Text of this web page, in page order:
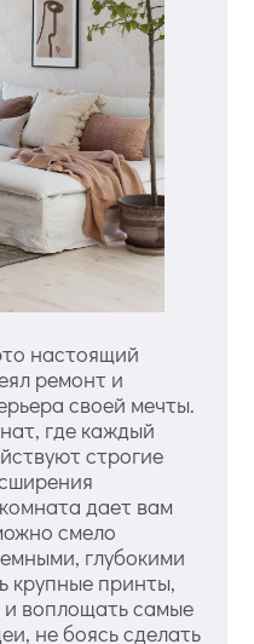
настоящий
ремонт и
своей мечты.
где каждый
строгие
дает вам
смело
глубокими
крупные принты,
воплощать самые
не боясь сделать